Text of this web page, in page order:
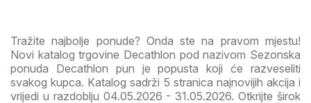
Tražite najbolje ponude? Onda ste na pravom mjestu!
Novi katalog trgovine Decathlon pod nazivom Sezonska
ponuda Decathlon pun je popusta koji će razveseliti
svakog kupca. Katalog sadrži 5 stranica najnovijih akcija i
vrijedi u razdoblju 04.05.2026 - 31.05.2026. Otkrijte širok